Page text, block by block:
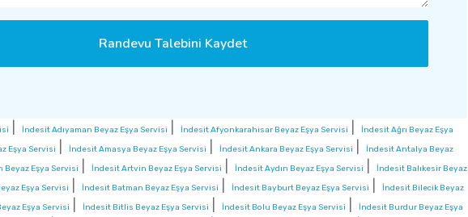
Randevu Talebini Kaydet
İndesit Adıyaman Beyaz Eşya Servisi İndesit Afyonkarahisar Beyaz Eşya Servisi
İndesit Ağrı Beyaz Eşya
Eşya Servisi İndesit Amasya Beyaz Eşya Servisi İndesit Ankara Beyaz Eşya Servisi
İndesit Antalya Beyaz
Beyaz Eşya Servisi İndesit Artvin Beyaz Eşya Servisi İndesit Aydın Beyaz Eşya Servisi
İndesit Balıkesir Beyaz
Eşya Servisi İndesit Batman Beyaz Eşya Servisi İndesit Bayburt Beyaz Eşya Servisi
İndesit Bilecik Beyaz
Eşya Servisi İndesit Bitlis Beyaz Eşya Servisi İndesit Bolu Beyaz Eşya Servisi
İndesit Burdur Beyaz Eşya